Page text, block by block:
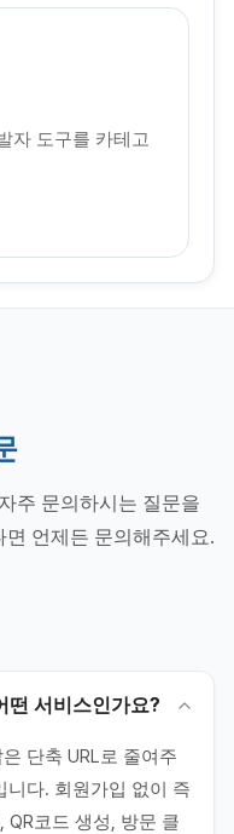
자 도구를 카테고
주 문의하시는 질문을
언제든 문의해주세요.
떤 서비스인가요?
단축 URL로 줄여주
니다. 회원가입 없이 즉
QR코드 생성, 방문 클